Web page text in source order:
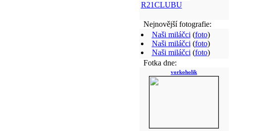
R21CLUBU
Nejnovější fotografie:
Naši miláčci (foto)
Naši miláčci (foto)
Naši miláčci (foto)
Fotka dne:
vorkoholik